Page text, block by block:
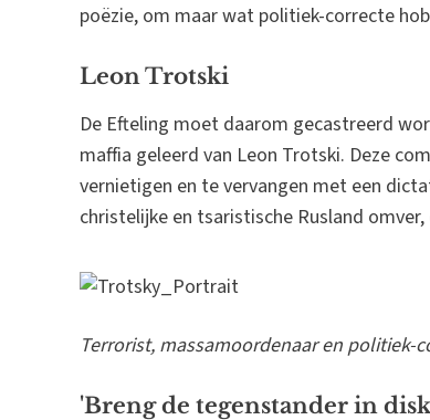
poëzie, om maar wat politiek-correcte
Leon Trotski
De Efteling moet daarom gecastreerd
maffia geleerd van Leon Trotski. Deze
vernietigen en te vervangen met een
christelijke en tsaristische Rusland
Terrorist, massamoordenaar en politiek-
'Breng de tegenstander in